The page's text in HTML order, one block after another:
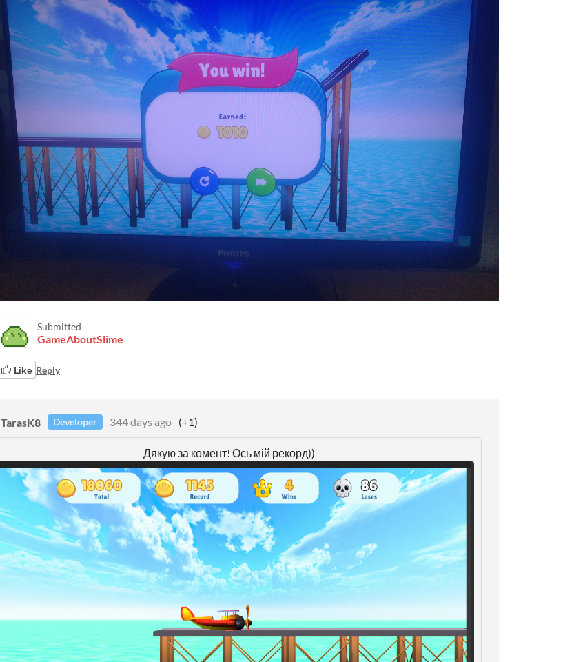
Submitted
GameAboutSlime
Like Reply
TarasK8 Developer 344 days ago (+1)
Дякую за комент! Ось мій рекорд))